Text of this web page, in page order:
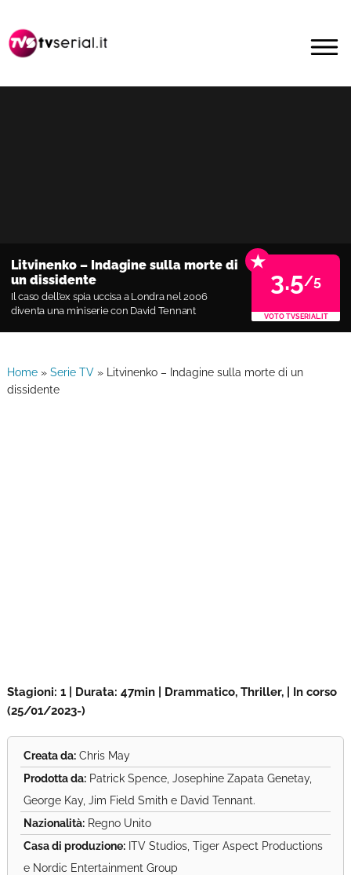
alla
navigazione
contenuto
MENU
Litvinenko – Indagine sulla morte di
un dissidente
Il caso dell’ex spia uccisa a Londra nel 2006
diventa una miniserie con David Tennant
★
3.5/5
VOTO TVSERIAL.IT
Home» Serie TV»
Litvinenko – Indagine sulla morte di un
dissidente
Stagioni: 1 | Durata: 47min | Drammatico, Thriller, | In corso
(25/01/2023-)
Creata da:Chris May
Prodotta da:Patrick Spence, Josephine Zapata Genetay,
George Kay, Jim Field Smith e David Tennant.
Nazionalità:Regno Unito
Casa di produzione:ITV Studios, Tiger Aspect Productions
e Nordic Entertainment Group